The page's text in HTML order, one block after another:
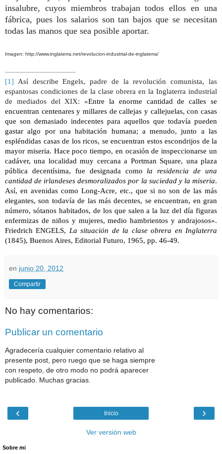
insalubre, cuyos miembros trabajan todos ellos en una
fábrica, pues los salarios son tan bajos que se necesitan
todas las manos que sea posible aportar.
Imagen: http://www.inglaterra.net/revolucion-industrial-de-inglaterra/
[1] Así describe Engels, padre de la revolución comunista, las
espantosas condiciones de la clase obrera en la Inglaterra industrial
de mediados del XIX: «Entre la enorme cantidad de calles se
encuentran centenares y millares de callejas y callejuelas, con casas
que son demasiado indecentes para aquellos que todavía pueden
gastar algo por una habitación humana; a menudo, junto a las
espléndidas casas de los ricos, se encuentran estos escondrijos de la
mayor miseria. Hace poco tiempo, en ocasión de inspeccionarse un
cadáver, una localidad muy cercana a Portman Square, una plaza
pública decentísima, fue designada como la residencia de una
cantidad de irlandeses desmoralizados por la suciedad y la miseria.
Así, en avenidas como Long-Acre, etc., que si no son de las más
elegantes, son todavía de las más decentes, se encuentran, en gran
número, sótanos habitados, de los que salen a la luz del día figuras
enfermizas de niños y mujeres, medio hambrientos y andrajosos».
Friedrich ENGELS, La situación de la clase obrera en Inglaterra
(1845), Buenos Aires, Editorial Futuro, 1965, pp. 46-49.
en junio 20, 2012
Compartir
No hay comentarios:
Publicar un comentario
Agradecería cualquier comentario relativo al
presente post, pero ruego que se haga siempre
con respeto, de otro modo no podrá aparecer
publicado. Muchas gracias.
‹ ›
Inicio
Ver versión web
Sobre mi